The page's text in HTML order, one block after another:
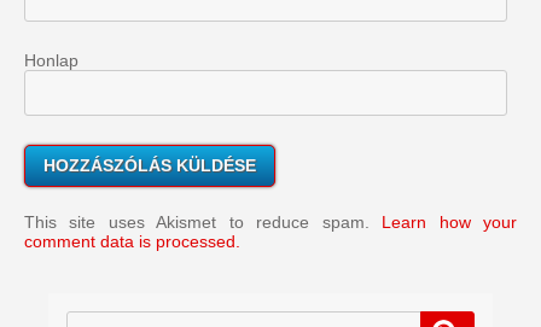
Honlap
This site uses Akismet to reduce spam. Learn how your
comment data is processed.